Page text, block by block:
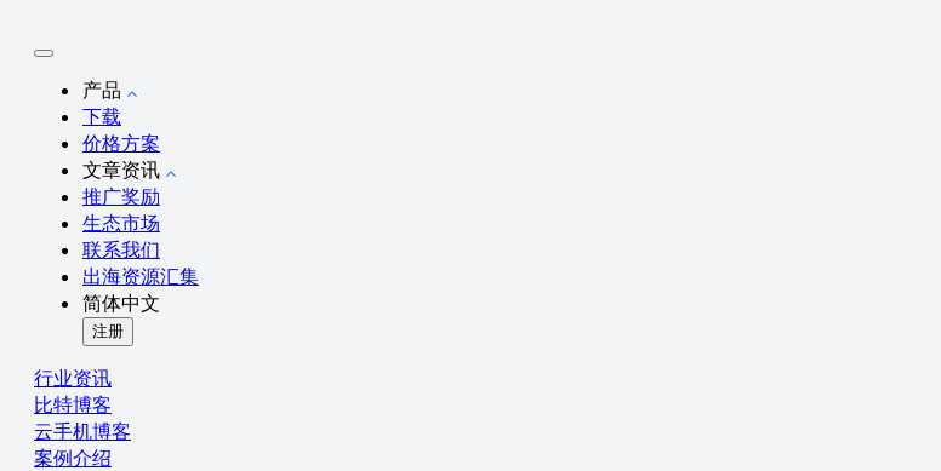
产品
下载
价格方案
文章资讯
推广奖励
生态市场
联系我们
出海资源汇集
简体中文
注册
行业资讯
比特博客
云手机博客
案例介绍